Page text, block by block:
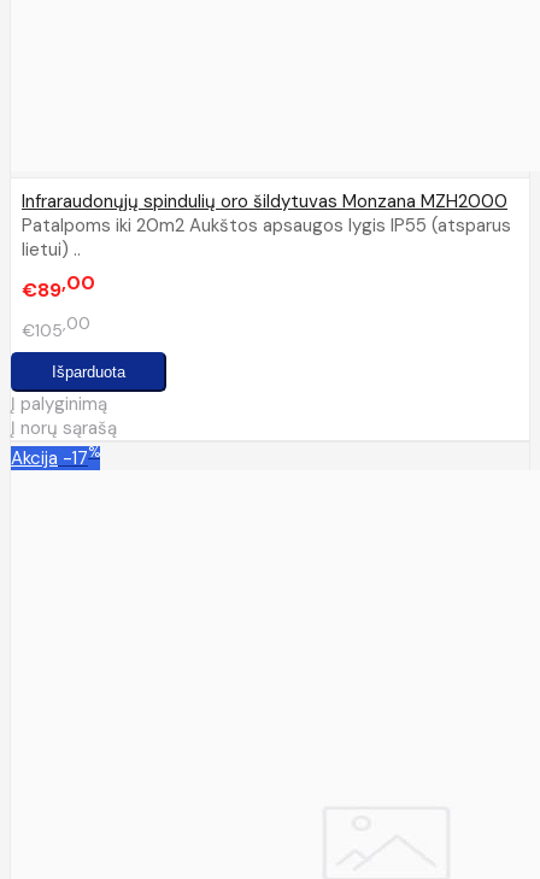
Infraraudonųjų spindulių oro šildytuvas Monzana MZH2000
Patalpoms iki 20m2 Aukštos apsaugos lygis IP55 (atsparus
lietui) ..
€89 00
€105 00
Į palyginimą
Į norų sąrašą
Akcija -17%